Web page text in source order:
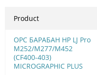
Product
OPC БАРАБАН HP LJ Pro
M252/M277/M452
(CF400-403)
MICROGRAPHIC PLUS